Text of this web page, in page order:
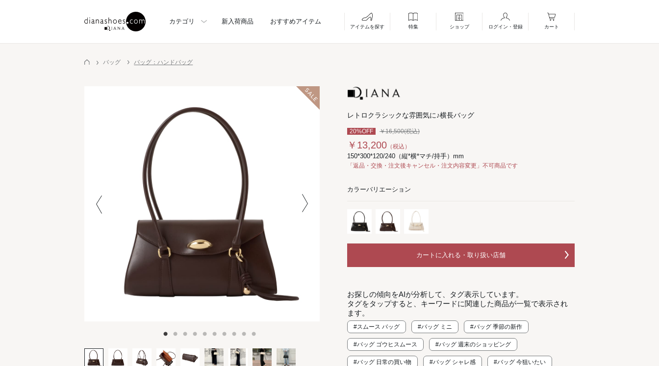
カテゴリ 新入荷商品 おすすめアイテム
アイテムを探す 特集 ショップ ログイン・登録 カート
バッグ バッグ：ハンドバッグ
レトロクラシックな雰囲気に♪横長バッグ
20%OFF ￥16,500(税込)
￥13,200 （税込）
150*300*120/240（縦*横*マチ/持手）mm
「返品・交換・注文後キャンセル・注文内容変更」不可商品です
カラーバリエーション
カートに入れる・取り扱い店舗
お探しの傾向をAIが分析して、タグ表示しています。
タグをタップすると、キーワードに関連した商品が一覧で表示され
ます。
#スムース バッグ #バッグ ミニ #バッグ 季節の新作
#バッグ ゴウヒスムース #バッグ 週末のショッピング
#バッグ 日常の買い物 #バッグ シャレ感 #バッグ 今狙いたい